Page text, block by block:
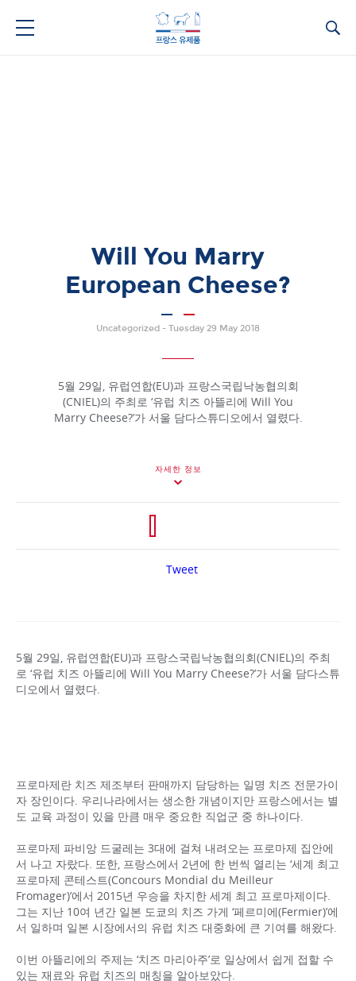
Will You Marry
European Cheese?
Uncategorized - Tuesday 29 May 2018
5월 29일, 유럽연합(EU)과 프랑스국립낙농협의회
(CNIEL)의 주최로 ‘유럽 치즈 아뜰리에 Will You
Marry Cheese?’가 서울 담다스튜디오에서 열렸다.
자세한 정보
Tweet
5월 29일, 유럽연합(EU)과 프랑스국립낙농협의회(CNIEL)의 주최
로 ‘유럽 치즈 아뜰리에 Will You Marry Cheese?’가 서울 담다스튜
디오에서 열렸다.
프로마제란 치즈 제조부터 판매까지 담당하는 일명 치즈 전문가이
자 장인이다. 우리나라에서는 생소한 개념이지만 프랑스에서는 별
도 교육 과정이 있을 만큼 매우 중요한 직업군 중 하나이다.
프로마제 파비앙 드굴레는 3대에 걸쳐 내려오는 프로마제 집안에
서 나고 자랐다. 또한, 프랑스에서 2년에 한 번씩 열리는 ‘세계 최고
프로마제 콘테스트(Concours Mondial du Meilleur
Fromager)’에서 2015년 우승을 차지한 세계 최고 프로마제이다.
그는 지난 10여 년간 일본 도쿄의 치즈 가게 ‘페르미에(Fermier)’에
서 일하며 일본 시장에서의 유럽 치즈 대중화에 큰 기여를 해왔다.
이번 아뜰리에의 주제는 ‘치즈 마리아주’로 일상에서 쉽게 접할 수
있는 재료와 유럽 치즈의 매칭을 알아보았다.